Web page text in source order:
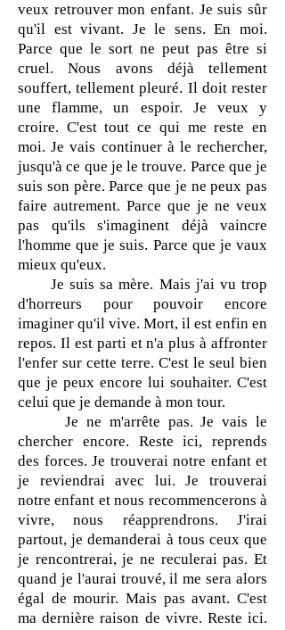
veux retrouver mon enfant. Je suis sûr
qu'il est vivant. Je le sens. En moi.
Parce que le sort ne peut pas être si
cruel. Nous avons déjà tellement
souffert, tellement pleuré. Il doit rester
une flamme, un espoir. Je veux y
croire. C'est tout ce qui me reste en
moi. Je vais continuer à le rechercher,
jusqu'à ce que je le trouve. Parce que je
suis son père. Parce que je ne peux pas
faire autrement. Parce que je ne veux
pas qu'ils s'imaginent déjà vaincre
l'homme que je suis. Parce que je vaux
mieux qu'eux.
Je suis sa mère. Mais j'ai vu trop
d'horreurs pour pouvoir encore
imaginer qu'il vive. Mort, il est enfin en
repos. Il est parti et n'a plus à affronter
l'enfer sur cette terre. C'est le seul bien
que je peux encore lui souhaiter. C'est
celui que je demande à mon tour.
Je ne m'arrête pas. Je vais le
chercher encore. Reste ici, reprends
des forces. Je trouverai notre enfant et
je reviendrai avec lui. Je trouverai
notre enfant et nous recommencerons à
vivre, nous réapprendrons. J'irai
partout, je demanderai à tous ceux que
je rencontrerai, je ne reculerai pas. Et
quand je l'aurai trouvé, il me sera alors
égal de mourir. Mais pas avant. C'est
ma dernière raison de vivre. Reste ici.